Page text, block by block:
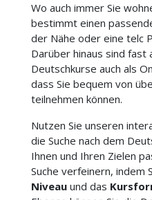
Wo auch immer Sie
bestimmt einen
der Nähe oder eine telc
Darüber hinaus sind fast
Deutschkurse auch als
dass Sie bequem von
teilnehmen können.
Nutzen Sie unseren
die Suche nach dem
Ihnen und Ihren Zielen
Suche verfeinern, indem
Niveau und das